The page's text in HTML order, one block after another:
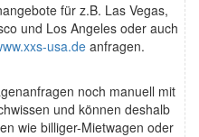
für z.B. Las Vegas,
und Los Angeles oder auch
usa.deanfragen.
noch manuell mit
und können deshalb
wie billiger-Mietwagen oder